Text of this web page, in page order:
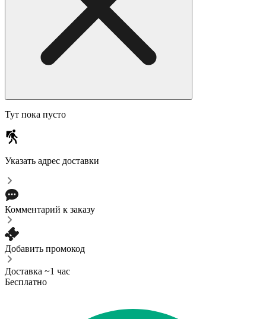
Тут пока пусто
Указать адрес доставки
Комментарий к заказу
Добавить промокод
Доставка ~1 час
Бесплатно